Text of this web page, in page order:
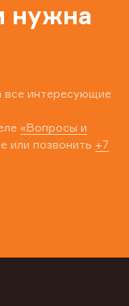
нужна
все интересующие
«Вопросы и
или позвонить +7